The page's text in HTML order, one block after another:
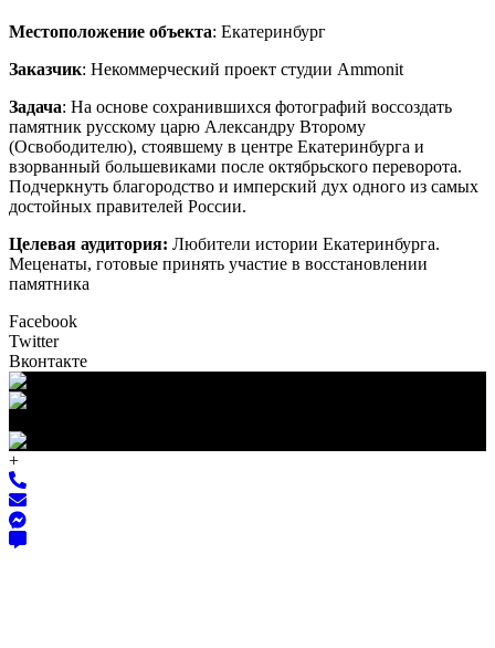
Местоположение объекта: Екатеринбург
Заказчик: Некоммерческий проект студии Ammonit
Задача: На основе сохранившихся фотографий воссоздать
памятник русскому царю Александру Второму
(Освободителю), стоявшему в центре Екатеринбурга и
взорванный большевиками после октябрьского переворота.
Подчеркнуть благородство и имперский дух одного из самых
достойных правителей России.
Целевая аудитория: Любители истории Екатеринбурга.
Меценаты, готовые принять участие в восстановлении
памятника
Facebook
Twitter
Вконтакте
+